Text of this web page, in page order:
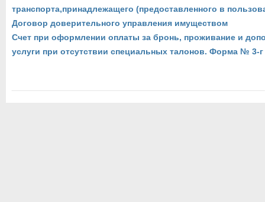
транспорта,принадлежащего (предоставленного в
Договор доверительного управления имуществом
Счет при оформлении оплаты за бронь, проживание и
услуги при отсутствии специальных талонов. Форма № 3-г